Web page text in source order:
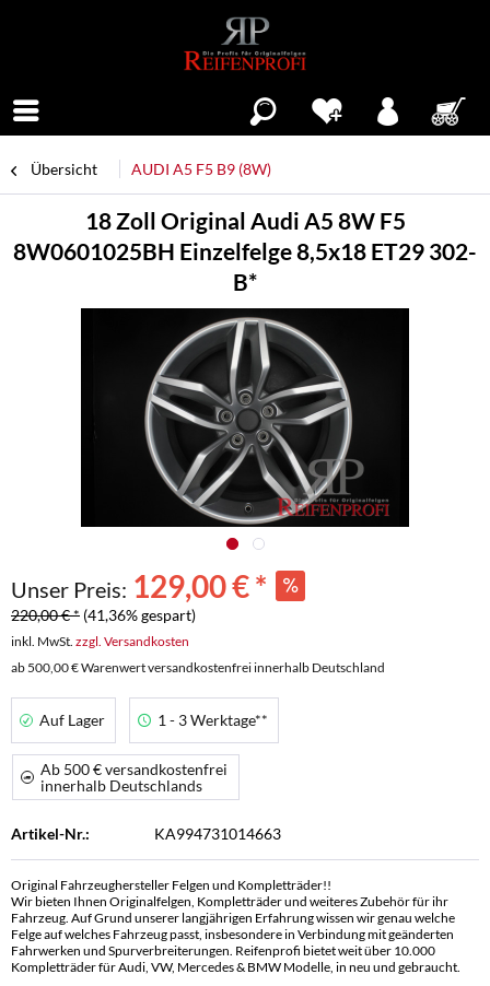
Übersicht AUDI A5 F5 B9 (8W)
18 Zoll Original Audi A5 8W F5
8W0601025BH Einzelfelge 8,5x18 ET29 302-
B*
Unser Preis: 129,00 € *
220,00 € * (41,36% gespart)
inkl. MwSt. zzgl. Versandkosten
ab 500,00 € Warenwert versandkostenfrei innerhalb Deutschland
Auf Lager 1 - 3 Werktage**
Ab 500 € versandkostenfrei
innerhalb Deutschlands
Artikel-Nr.: KA994731014663
Original Fahrzeughersteller Felgen und Kompletträder!!
Wir bieten Ihnen Originalfelgen, Kompletträder und weiteres Zubehör für ihr
Fahrzeug. Auf Grund unserer langjährigen Erfahrung wissen wir genau welche
Felge auf welches Fahrzeug passt, insbesondere in Verbindung mit geänderten
Fahrwerken und Spurverbreiterungen. Reifenprofi bietet weit über 10.000
Kompletträder für Audi, VW, Mercedes & BMW Modelle, in neu und gebraucht.